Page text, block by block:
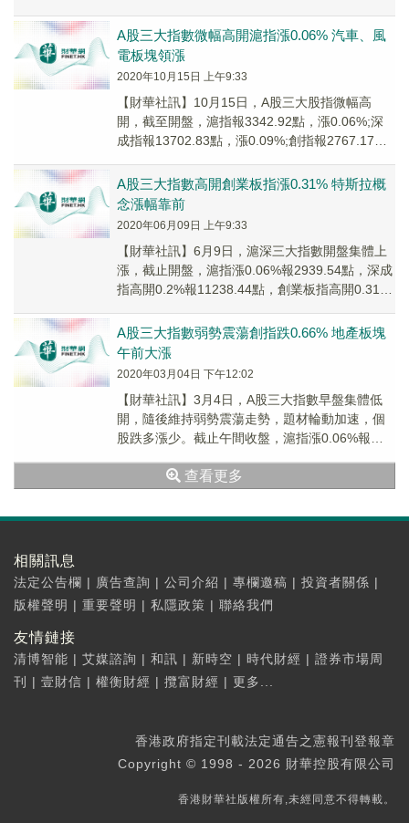
A股三大指數微幅高開滬指漲0.06% 汽車、風
電板塊領漲
2020年10月15日 上午9:33
【財華社訊】10月15日，A股三大股指微幅高
開，截至開盤，滬指報3342.92點，漲0.06%;深
成指報13702.83點，漲0.09%;創指報2767.17
A股三大指數高開創業板指漲0.31% 特斯拉概
念漲幅靠前
2020年06月09日 上午9:33
【財華社訊】6月9日，滬深三大指數開盤集體上
漲，截止開盤，滬指漲0.06%報2939.54點，深成
指高開0.2%報11238.44點，創業板指高開0.31%
A股三大指數弱勢震蕩創指跌0.66% 地產板塊
午前大漲
2020年03月04日 下午12:02
【財華社訊】3月4日，A股三大指數早盤集體低
開，隨後維持弱勢震蕩走勢，題材輪動加速，個
股跌多漲少。截止午間收盤，滬指漲0.06%報
查看更多
相關訊息
法定公告欄 | 廣告查詢 | 公司介紹 | 專欄邀稿 | 投資者關係 |
版權聲明 | 重要聲明 | 私隱政策 | 聯絡我們
友情鏈接
清博智能 | 艾媒諮詢 | 和訊 | 新時空 | 時代財經 | 證券市場周
刊
| 壹財信 | 權衡財經 | 攬富財經 | 更多...
香港政府指定刊載法定通告之憲報刊登報章
Copyright © 1998 - 2026 財華控股有限公司
香港財華社版權所有,未經同意不得轉載。